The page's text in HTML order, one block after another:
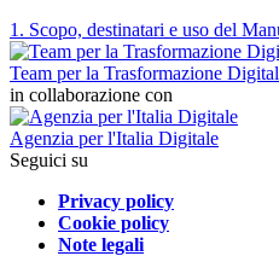
1. Scopo, destinatari e uso del
Team per la Trasformazione
in collaborazione con
Agenzia per l'Italia Digitale
Seguici su
Privacy policy
Cookie policy
Note legali